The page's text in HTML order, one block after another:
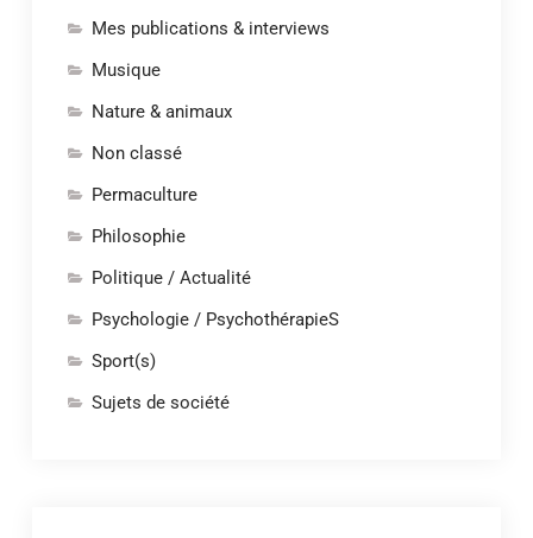
Mes publications & interviews
Musique
Nature & animaux
Non classé
Permaculture
Philosophie
Politique / Actualité
Psychologie / PsychothérapieS
Sport(s)
Sujets de société